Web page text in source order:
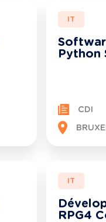
IT
Python
CDI
IT
RPG4